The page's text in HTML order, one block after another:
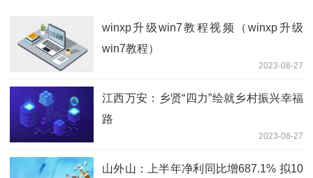
winxp升级win7教程视频（winxp升级
win7教程）
2023-08-27
江西万安：乡贤“四力”绘就乡村振兴幸福
路
2023-08-27
山外山：上半年净利同比增687.1% 拟10